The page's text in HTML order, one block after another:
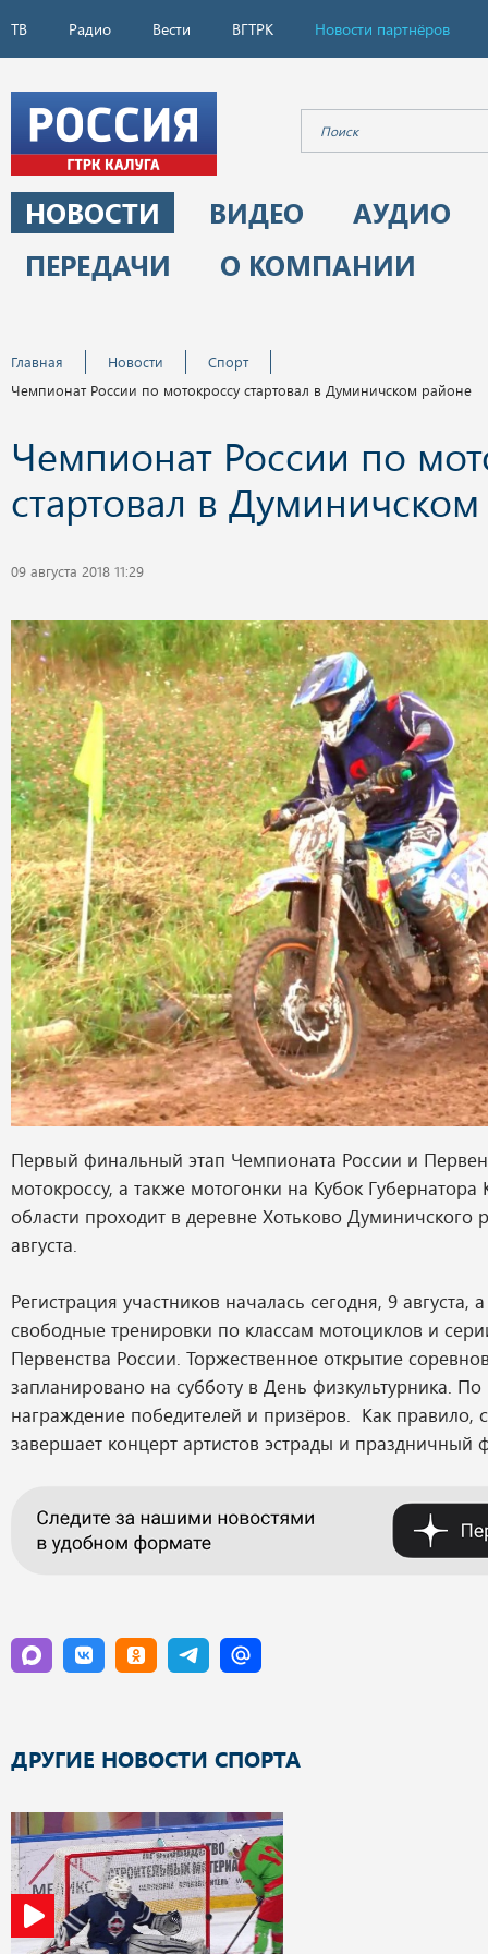
ТВ Радио Вести ВГТРК Новости партнёров
НОВОСТИ ВИДЕО
АУДИО
ПЕРЕДАЧИ
О КОМПАНИИ
Главная Новости
Спорт
Чемпионат России по мотокроссу стартовал в Думиничском районе
Чемпионат России по
стартовал в
09 августа 2018 11:29
Первый финальный этап Чемпионата России и
мотокроссу, а также мотогонки на Кубок Губернатора
области проходит в деревне Хотьково Думиничского
августа.
Регистрация участников началась сегодня, 9 августа,
свободные тренировки по классам мотоциклов и
Первенства России. Торжественное открытие
запланировано на субботу в День физкультурника. По
награждение победителей и призёров. Как правило,
завершает концерт артистов эстрады и праздничный
ДРУГИЕ НОВОСТИ СПОРТА